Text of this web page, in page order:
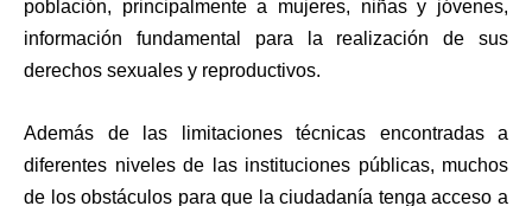
población, principalmente a mujeres, niñas y jóvenes,
información fundamental para la realización de sus
derechos sexuales y reproductivos.
Además de las limitaciones técnicas encontradas a
diferentes niveles de las instituciones públicas, muchos
de los obstáculos para que la ciudadanía tenga acceso a